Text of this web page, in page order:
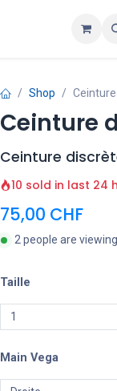
Shop
Ceinture
Ceinture
10 sold in last 24
75,00 CHF
2 people are
Taille
Main Vega